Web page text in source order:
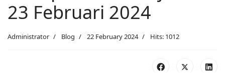
23 Februari 2024
Administrator Blog 22 February 2024 Hits: 1012